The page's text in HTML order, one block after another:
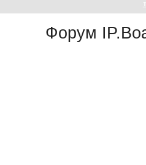
Форум